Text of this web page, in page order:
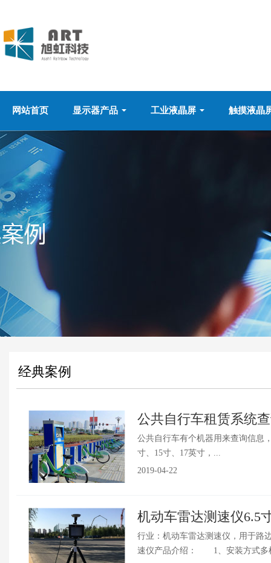
网站首页 显示器产品 工业液晶屏 触摸液晶
经典案例
公共自行车租赁系统
公共自行车有个机器用来查询信息
寸、15寸、17英寸，...
2019-04-22
机动车雷达测速仪6.5
行业：机动车雷达测速仪，用于
速仪产品介绍： 1、安装方式多